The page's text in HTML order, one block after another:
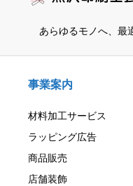
あらゆるモノへ、 最
事業案内
材料加工サービス
ラッピング広告
商品販売
店舗装飾